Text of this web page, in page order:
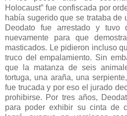
Holocaust” fue confiscada por
había sugerido que se trataba de
Deodato fue arrestado y tuvo
nuevamente para que
masticados. Le pidieron incluso
truco del empalamiento. Sin
que la matanza de seis
tortuga, una araña, una
fue trucada y por eso el jurado
prohibirse. Por tres años,
para poder exhibir su cinta de